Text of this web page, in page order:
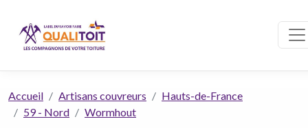
Accueil Artisans couvreurs
Hauts-de-France
59 - Nord
Wormhout